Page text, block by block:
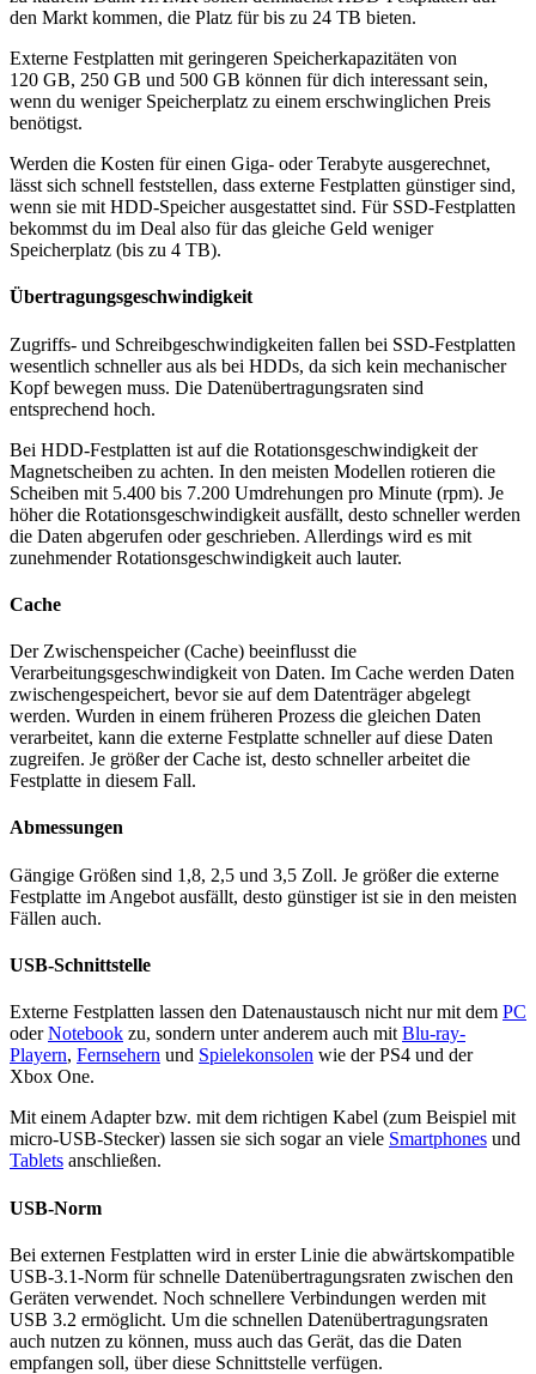
den Markt kommen, die Platz für bis zu 24 TB bieten.
Externe Festplatten mit geringeren Speicherkapazitäten von
120 GB, 250 GB und 500 GB können für dich interessant sein,
wenn du weniger Speicherplatz zu einem erschwinglichen Preis
benötigst.
Werden die Kosten für einen Giga- oder Terabyte ausgerechnet,
lässt sich schnell feststellen, dass externe Festplatten günstiger sind,
wenn sie mit HDD-Speicher ausgestattet sind. Für SSD-Festplatten
bekommst du im Deal also für das gleiche Geld weniger
Speicherplatz (bis zu 4 TB).
Übertragungsgeschwindigkeit
Zugriffs- und Schreibgeschwindigkeiten fallen bei SSD-Festplatten
wesentlich schneller aus als bei HDDs, da sich kein mechanischer
Kopf bewegen muss. Die Datenübertragungsraten sind
entsprechend hoch.
Bei HDD-Festplatten ist auf die Rotationsgeschwindigkeit der
Magnetscheiben zu achten. In den meisten Modellen rotieren die
Scheiben mit 5.400 bis 7.200 Umdrehungen pro Minute (rpm). Je
höher die Rotationsgeschwindigkeit ausfällt, desto schneller werden
die Daten abgerufen oder geschrieben. Allerdings wird es mit
zunehmender Rotationsgeschwindigkeit auch lauter.
Cache
Der Zwischenspeicher (Cache) beeinflusst die
Verarbeitungsgeschwindigkeit von Daten. Im Cache werden Daten
zwischengespeichert, bevor sie auf dem Datenträger abgelegt
werden. Wurden in einem früheren Prozess die gleichen Daten
verarbeitet, kann die externe Festplatte schneller auf diese Daten
zugreifen. Je größer der Cache ist, desto schneller arbeitet die
Festplatte in diesem Fall.
Abmessungen
Gängige Größen sind 1,8, 2,5 und 3,5 Zoll. Je größer die externe
Festplatte im Angebot ausfällt, desto günstiger ist sie in den meisten
Fällen auch.
USB-Schnittstelle
Externe Festplatten lassen den Datenaustausch nicht nur mit dem PC
oderNotebook zu, sondern unter anderem auch mit Blu-ray-
Playern, Fernsehern und Spielekonsolen wie derPS4 und der
Xbox One.
Mit einem Adapter bzw. mit dem richtigen Kabel (zum Beispiel mit
micro-USB-Stecker) lassen sie sich sogar an viele Smartphones und
Tablets anschließen.
USB-Norm
Bei externen Festplatten wird in erster Linie die abwärtskompatible
USB-3.1-Norm für schnelle Datenübertragungsraten zwischen den
Geräten verwendet. Noch schnellere Verbindungen werden mit
USB 3.2 ermöglicht. Um die schnellen Datenübertragungsraten
auch nutzen zu können, muss auch das Gerät, das die Daten
empfangen soll, über diese Schnittstelle verfügen.